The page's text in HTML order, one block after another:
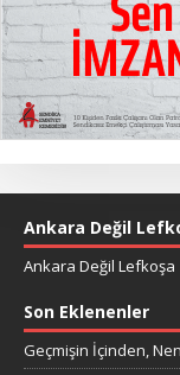
Ankara Değil
Ankara Değil Lefkoşa
Son Eklenenler
Geçmişin İçinden,